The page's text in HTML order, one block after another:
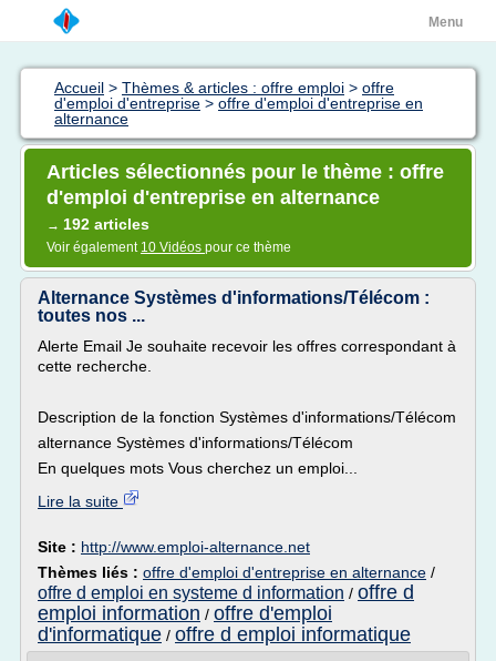
Menu
Accueil > Thèmes & articles : offre emploi > offre
d'emploi d'entreprise > offre d'emploi d'entreprise en
alternance
Articles sélectionnés pour le thème : offre
d'emploi d'entreprise en alternance
→ 192 articles
Voir également 10 Vidéos pour ce thème
Alternance Systèmes d'informations/Télécom :
toutes nos ...
Alerte Email Je souhaite recevoir les offres correspondant à
cette recherche.
Description de la fonction Systèmes d'informations/Télécom
alternance Systèmes d'informations/Télécom
En quelques mots Vous cherchez un emploi...
Lire la suite
Site : http://www.emploi-alternance.net
Thèmes liés : offre d'emploi d'entreprise en alternance /
offre d emploi en systeme d information / offre d
emploi information / offre d'emploi
d'informatique / offre d emploi informatique